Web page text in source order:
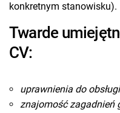
konkretnym stanowisku).
Twarde
CV:
uprawnienia do
znajomość zagadnień